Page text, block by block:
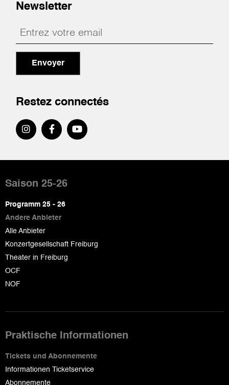
Newsletter
Envoyer
Restez connectés
de
page
Saison 25-26
Programm 25 - 26
Andere Anbieter
Alle Anbieter
Konzertgesellschaft Freiburg
Theater in Freiburg
OCF
NOF
Praktische Informationen
Tickets und Abonnemente
Informationen Ticketservice
Abonnemente